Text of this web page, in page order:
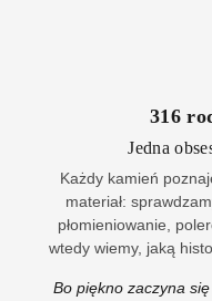
316
Jedna
Każdy kamień
materiał:
płomieniowanie,
wtedy wiemy, jaką
Bo piękno zaczyna